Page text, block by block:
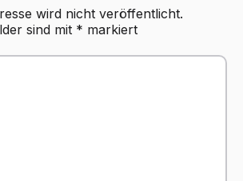
wird nicht veröffentlicht.
sind mit * markiert